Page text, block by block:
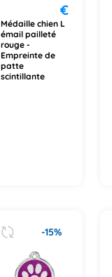
€
Médaille chien L
émail pailleté
rouge -
Empreinte de
patte
scintillante
-15%